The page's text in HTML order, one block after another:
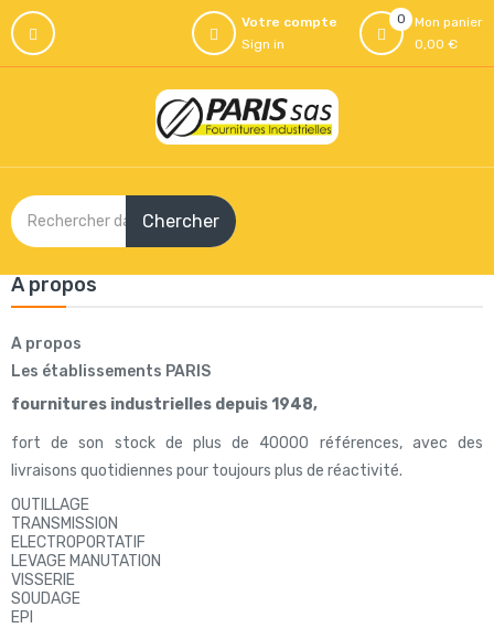
0
Mon panier
0,00 €
Votre compte
Sign in
Chercher
A propos
A propos
Les établissements PARIS
fournitures industrielles depuis 1948,
fort de son stock de plus de 40000 références, avec des
livraisons quotidiennes pour toujours plus de réactivité.
OUTILLAGE
TRANSMISSION
ELECTROPORTATIF
LEVAGE MANUTATION
VISSERIE
SOUDAGE
EPI